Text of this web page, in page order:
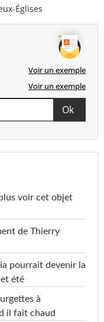
Églises
Voir un exemple
Voir un exemple
voir cet objet
de Thierry
pourrait devenir la
été
à
il fait chaud